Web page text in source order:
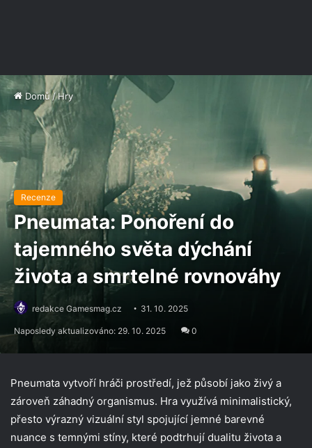
Domů /Hry
Recenze
Pneumata: Ponoření do
tajemného světa dýchání
života a smrtelné rovnováhy
redakce Gamesmag.cz 31. 10. 2025
Naposledy aktualizováno: 29. 10. 2025 0
Pneumata vytvoří hráči prostředí, jež působí jako živý a
zároveň záhadný organismus. Hra využívá minimalistický,
přesto výrazný vizuální styl spojující jemné barevné
nuance s temnými stíny, které podtrhují dualitu života a